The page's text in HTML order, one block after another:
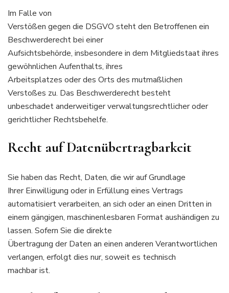
Im Falle von
Verstößen gegen die DSGVO steht den Betroffenen ein
Beschwerderecht bei einer
Aufsichtsbehörde, insbesondere in dem Mitgliedstaat ihres
gewöhnlichen Aufenthalts, ihres
Arbeitsplatzes oder des Orts des mutmaßlichen
Verstoßes zu. Das Beschwerderecht besteht
unbeschadet anderweitiger verwaltungsrechtlicher oder
gerichtlicher Rechtsbehelfe.
Recht auf Daten­übertrag­barkeit
Sie haben das Recht, Daten, die wir auf Grundlage
Ihrer Einwilligung oder in Erfüllung eines Vertrags
automatisiert verarbeiten, an sich oder an einen Dritten in
einem gängigen, maschinenlesbaren Format aushändigen zu
lassen. Sofern Sie die direkte
Übertragung der Daten an einen anderen Verantwortlichen
verlangen, erfolgt dies nur, soweit es technisch
machbar ist.